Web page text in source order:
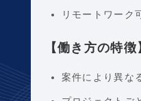
リモートワーク
【働き方の特徴
案件により異な